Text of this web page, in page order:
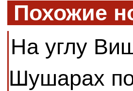
Похожие
На углу
Шушарах